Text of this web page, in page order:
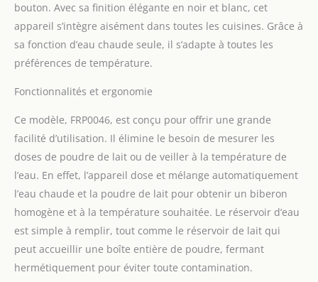
bouton. Avec sa finition élégante en noir et blanc, cet
appareil s’intègre aisément dans toutes les cuisines. Grâce à
sa fonction d’eau chaude seule, il s’adapte à toutes les
préférences de température.
Fonctionnalités et ergonomie
Ce modèle, FRP0046, est conçu pour offrir une grande
facilité d’utilisation. Il élimine le besoin de mesurer les
doses de poudre de lait ou de veiller à la température de
l’eau. En effet, l’appareil dose et mélange automatiquement
l’eau chaude et la poudre de lait pour obtenir un biberon
homogène et à la température souhaitée. Le réservoir d’eau
est simple à remplir, tout comme le réservoir de lait qui
peut accueillir une boîte entière de poudre, fermant
hermétiquement pour éviter toute contamination.